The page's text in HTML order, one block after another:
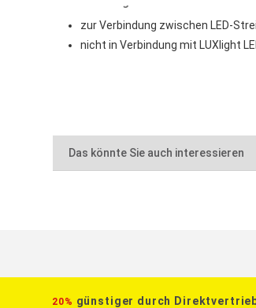
zur Verbindung zwischen LED-
nicht in Verbindung mit LUXlight
Das könnte Sie auch interessieren
20% günstiger durch